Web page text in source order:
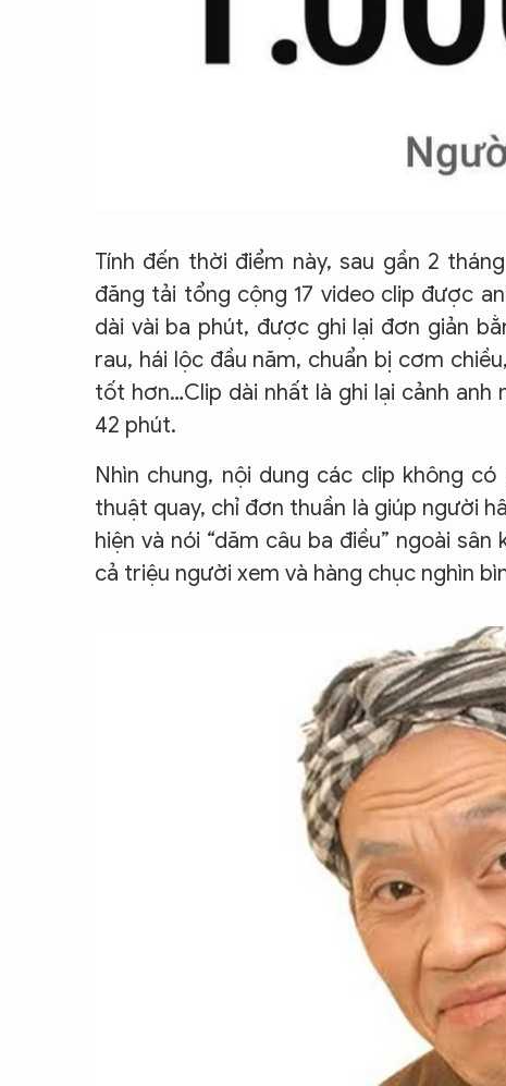
Tính đến thời điểm này, sau gần 2
đăng tải tổng cộng 17 video clip được
dài vài ba phút, được ghi lại đơn giản
rau, hái lộc đầu năm, chuẩn bị cơm
tốt hơn…Clip dài nhất là ghi lại cảnh
42 phút.
Nhìn chung, nội dung các clip không
thuật quay, chỉ đơn thuần là giúp người
hiện và nói “dăm câu ba điều” ngoài
cả triệu người xem và hàng chục nghìn